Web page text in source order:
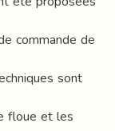
commande de
sont
floue et les